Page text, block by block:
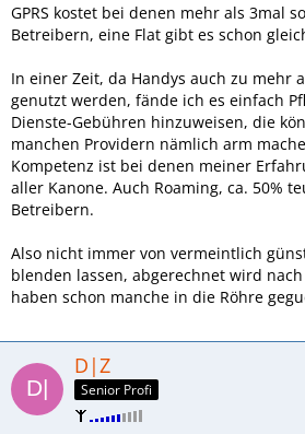
GPRS kostet bei denen mehr als 3mal
Betreibern, eine Flat gibt es schon
In einer Zeit, da Handys auch zu mehr
genutzt werden, fände ich es einfach
Dienste-Gebühren hinzuweisen, die
manchen Providern nämlich arm
Kompetenz ist bei denen meiner
aller Kanone. Auch Roaming, ca. 50%
Betreibern.
Also nicht immer von vermeintlich
blenden lassen, abgerechnet wird
haben schon manche in die Röhre
D|Z
Senior Profi